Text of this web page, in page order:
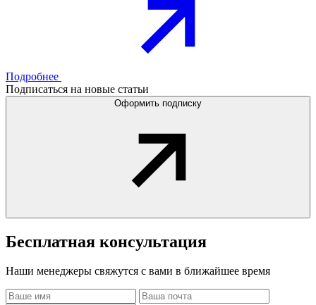
Подробнее
Подписаться на новые статьи
Оформить подписку
Бесплатная консультация
Наши менеджеры свяжутся с вами в ближайшее время